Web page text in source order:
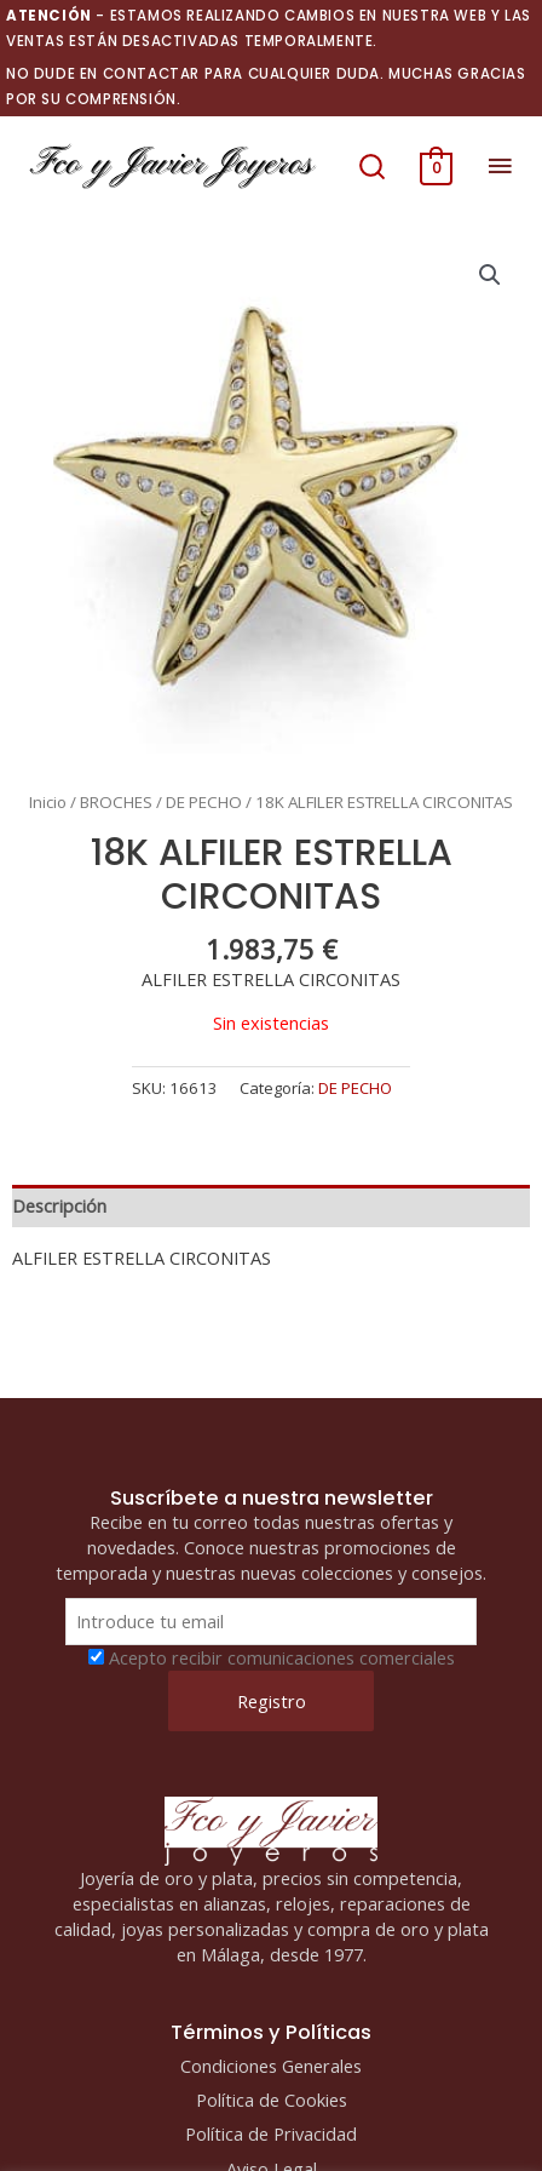
Ir
al
contenido
ATENCIÓN - ESTAMOS REALIZANDO CAMBIOS EN NUESTRA WEB Y LAS
VENTAS ESTÁN DESACTIVADAS TEMPORALMENTE.
NO DUDE EN CONTACTAR PARA CUALQUIER DUDA. MUCHAS GRACIAS
POR SU COMPRENSIÓN.
0
Inicio / BROCHES / DE PECHO / 18K ALFILER ESTRELLA CIRCONITAS
18K ALFILER ESTRELLA
CIRCONITAS
1.983,75 €
ALFILER ESTRELLA CIRCONITAS
Sin existencias
SKU: 16613 Categoría: DE PECHO
Descripción
ALFILER ESTRELLA CIRCONITAS
Suscríbete a nuestra newsletter
Recibe en tu correo todas nuestras ofertas y
novedades. Conoce nuestras promociones de
temporada y nuestras nuevas colecciones y consejos.
Acepto recibir comunicaciones comerciales
Joyería de oro y plata, precios sin competencia,
especialistas en alianzas, relojes, reparaciones de
calidad, joyas personalizadas y compra de oro y plata
en Málaga, desde 1977.
Términos y Políticas
Condiciones Generales
Política de Cookies
Política de Privacidad